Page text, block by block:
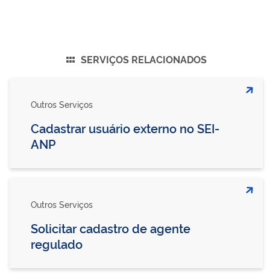
SERVIÇOS RELACIONADOS
Outros Serviços
Cadastrar usuário externo no SEI-
ANP
Outros Serviços
Solicitar cadastro de agente
regulado